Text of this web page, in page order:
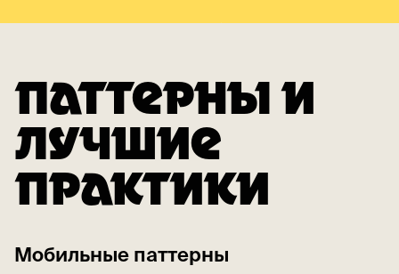
ПАТТЕРНЫ И
ЛУЧШИЕ
ПРАКТИКИ
Мобильные паттерны